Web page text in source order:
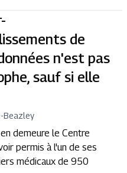
de
n'est pas
sauf si elle
-Beazley
demeure le Centre
permis à l'un de ses
médicaux de 950